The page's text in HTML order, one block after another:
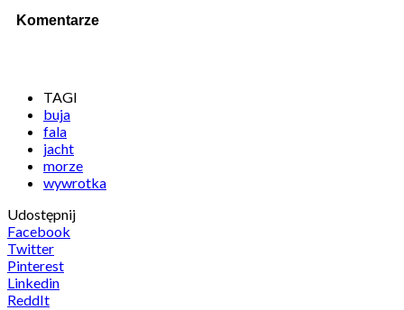
Komentarze
TAGI
buja
fala
jacht
morze
wywrotka
Udostępnij
Facebook
Twitter
Pinterest
Linkedin
ReddIt